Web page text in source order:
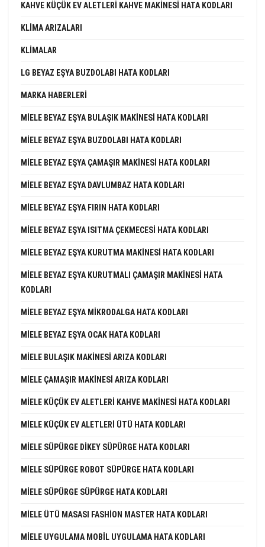
KAHVE KÜÇÜK EV ALETLERI KAHVE MAKINESI HATA KODLARI
KLIMA ARIZALARI
KLIMALAR
LG BEYAZ EŞYA BUZDOLABI HATA KODLARI
MARKA HABERLERI
MIELE BEYAZ EŞYA BULAŞIK MAKINESI HATA KODLARI
MIELE BEYAZ EŞYA BUZDOLABI HATA KODLARI
MIELE BEYAZ EŞYA ÇAMAŞIR MAKINESI HATA KODLARI
MIELE BEYAZ EŞYA DAVLUMBAZ HATA KODLARI
MIELE BEYAZ EŞYA FIRIN HATA KODLARI
MIELE BEYAZ EŞYA ISITMA ÇEKMECESI HATA KODLARI
MIELE BEYAZ EŞYA KURUTMA MAKINESI HATA KODLARI
MIELE BEYAZ EŞYA KURUTMALI ÇAMAŞIR MAKINESI HATA
KODLARI
MIELE BEYAZ EŞYA MIKRODALGA HATA KODLARI
MIELE BEYAZ EŞYA OCAK HATA KODLARI
MIELE BULAŞIK MAKINESI ARIZA KODLARI
MIELE ÇAMAŞIR MAKINESI ARIZA KODLARI
MIELE KÜÇÜK EV ALETLERI KAHVE MAKINESI HATA KODLARI
MIELE KÜÇÜK EV ALETLERI ÜTÜ HATA KODLARI
MIELE SÜPÜRGE DIKEY SÜPÜRGE HATA KODLARI
MIELE SÜPÜRGE ROBOT SÜPÜRGE HATA KODLARI
MIELE SÜPÜRGE SÜPÜRGE HATA KODLARI
MIELE ÜTÜ MASASI FASHION MASTER HATA KODLARI
MIELE UYGULAMA MOBIL UYGULAMA HATA KODLARI